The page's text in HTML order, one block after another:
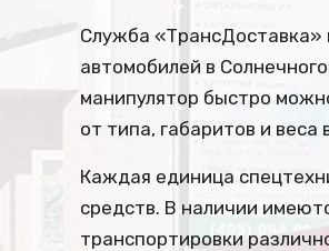
Служба «ТрансДоставка»
автомобилей в
манипулятор быстро
от типа, габаритов и
Каждая единица
средств. В наличии
транспортировки